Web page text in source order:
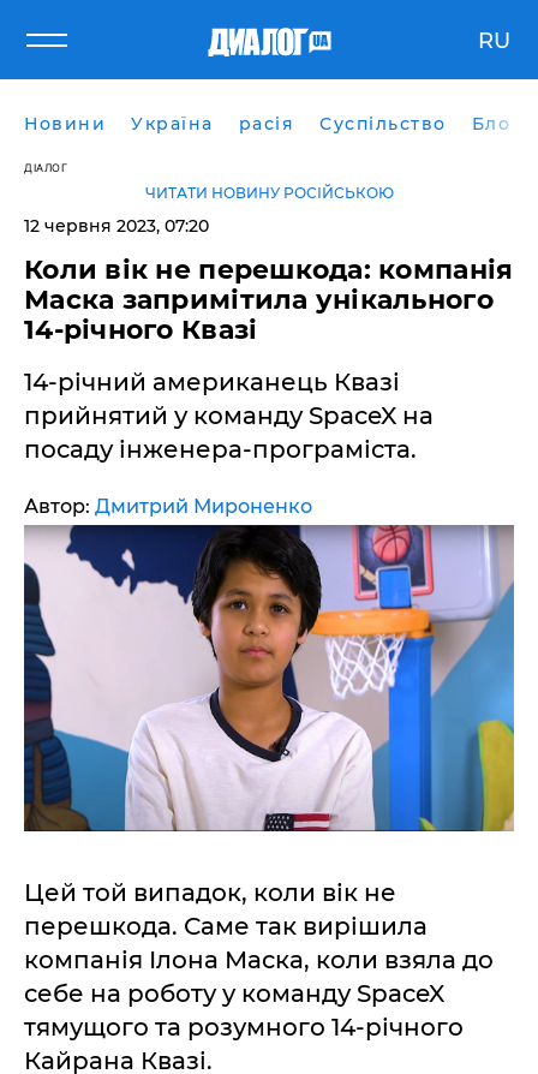
RU
Новини Україна расія Суспільство Блоги
ДІАЛОГ
ЧИТАТИ НОВИНУ РОСІЙСЬКОЮ
12 червня 2023, 07:20
Коли вік не перешкода: компанія
Маска запримітила унікального
14-річного Квазі
14-річний американець Квазі
прийнятий у команду SpaceX на
посаду інженера-програміста.
Автор: Дмитрий Мироненко
Цей той випадок, коли вік не
перешкода. Саме так вирішила
компанія Ілона Маска, коли взяла до
себе на роботу у команду SpaceX
тямущого та розумного 14-річного
Кайрана Квазі.